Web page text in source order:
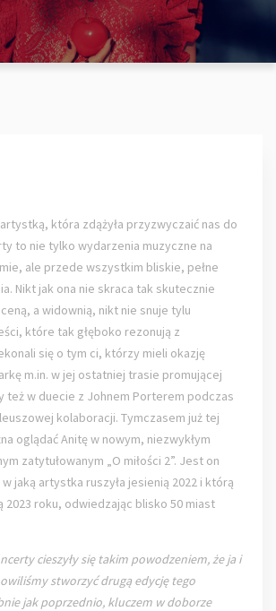
która zdążyła przyzwyczaić nas do
to nie tylko wydarzenia muzyczne na
ale przede wszystkim bliskie, pełne
Nikt jak ona nie skraca tak skutecznie
a widownią, nikt nie snuje tylu
które tak głęboko rezonują z
się o tym ci, którzy mieli okazję
m.in. w jej ostatniej trasie promującej
też w duecie z Johnem Porterem podczas
kolaboracji. Tymczasem już tej
oglądać Anitę w nowym, niezwykłym
zatytułowanym „O miłości 2”. Jest on
jaką artystka ruszyła jesienią 2022 i którą
2023 roku, odwiedzając blisko 50 miast
cieszyły się takim powodzeniem, że ja i
stworzyć drugą edycję tego
jak poprzednio, kluczem w doborze